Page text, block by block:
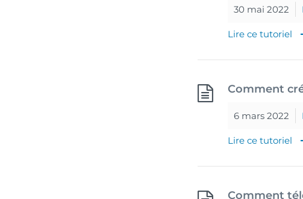
30 mai 2022
Lire ce tutoriel
Comment
6 mars 2022
Lire ce tutoriel
Comment